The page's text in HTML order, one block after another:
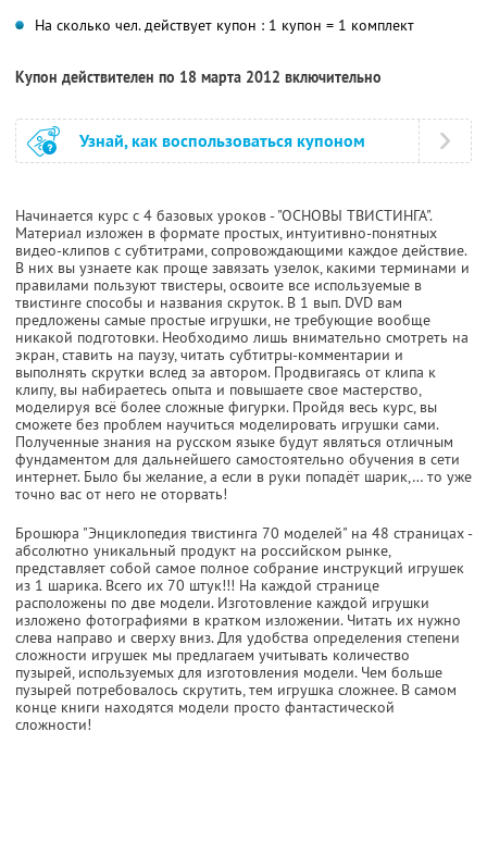
На сколько чел. действует купон : 1 купон = 1 комплект
Купон действителен по 18 марта 2012 включительно
Узнай, как воспользоваться купоном
Начинается курс с 4 базовых уроков - "ОСНОВЫ ТВИСТИНГА".
Материал изложен в формате простых, интуитивно-понятных
видео-клипов с субтитрами, сопровождающими каждое действие.
В них вы узнаете как проще завязать узелок, какими терминами и
правилами пользуют твистеры, освоите все используемые в
твистинге способы и названия скруток. В 1 вып. DVD вам
предложены самые простые игрушки, не требующие вообще
никакой подготовки. Необходимо лишь внимательно смотреть на
экран, ставить на паузу, читать субтитры-комментарии и
выполнять скрутки вслед за автором. Продвигаясь от клипа к
клипу, вы набираетесь опыта и повышаете свое мастерство,
моделируя всё более сложные фигурки. Пройдя весь курс, вы
сможете без проблем научиться моделировать игрушки сами.
Полученные знания на русском языке будут являться отличным
фундаментом для дальнейшего самостоятельно обучения в сети
интернет. Было бы желание, а если в руки попадёт шарик,… то уже
точно вас от него не оторвать!
Брошюра "Энциклопедия твистинга 70 моделей" на 48 страницах -
абсолютно уникальный продукт на российском рынке,
представляет собой самое полное собрание инструкций игрушек
из 1 шарика. Всего их 70 штук!!! На каждой странице
расположены по две модели. Изготовление каждой игрушки
изложено фотографиями в кратком изложении. Читать их нужно
слева направо и сверху вниз. Для удобства определения степени
сложности игрушек мы предлагаем учитывать количество
пузырей, используемых для изготовления модели. Чем больше
пузырей потребовалось скрутить, тем игрушка сложнее. В самом
конце книги находятся модели просто фантастической
сложности!